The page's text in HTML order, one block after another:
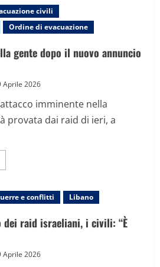
le
civili
Ordine di evacuazione
gente dopo il nuovo annuncio
Aprile 2026
imminente nella
provata dai raid di ieri, a
della
e conflitti Libano
dei raid israeliani, i civili: “È
Aprile 2026